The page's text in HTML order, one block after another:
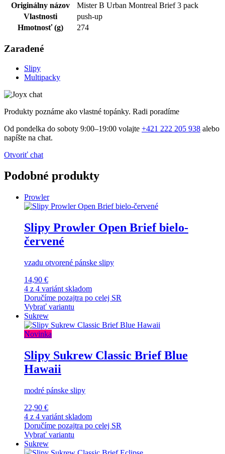
Originálny názov
Mister B Urban Montreal Brief 3 pack
Vlastnosti
push-up
Hmotnosť (g)
274
Zaradené
Slipy
Multipacky
Produkty poznáme ako vlastné topánky. Radi poradíme
Od pondelka do soboty 9:00–19:00 volajte +421 222 205 938 alebo
napíšte na chat.
Otvoriť chat
Podobné produkty
Prowler
Slipy Prowler Open Brief bielo-
červené
vzadu otvorené pánske slipy
14,90 €
4 z 4 variánt skladom
Doručíme pozajtra po celej SR
Vybrať variantu
Sukrew
Novinka
Slipy Sukrew Classic Brief Blue
Hawaii
modré pánske slipy
22,90 €
4 z 4 variánt skladom
Doručíme pozajtra po celej SR
Vybrať variantu
Sukrew